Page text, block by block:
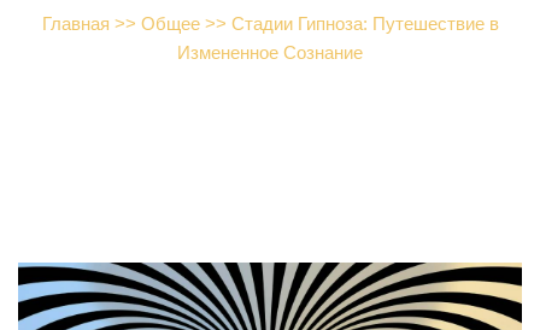
Главная >> Общее>> Стадии Гипноза: Путешествие в
Измененное Сознание